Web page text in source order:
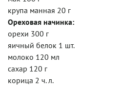
крупа манная 20 г
Ореховая начинка:
орехи 300 г
яичный белок 1 шт.
молоко 120 мл
сахар 120 г
корица 2 ч. л.